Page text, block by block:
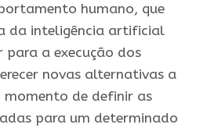
humano, que
da inteligência artificial
a execução dos
novas alternativas a
momento de definir as
para um determinado